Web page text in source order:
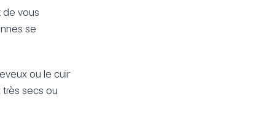
de vous
se
ou le cuir
très secs ou